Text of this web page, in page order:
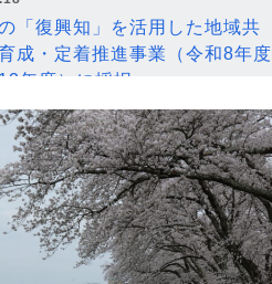
「復興知」を活用した地域共
成・定着推進事業（令和8年度
年度）に採択